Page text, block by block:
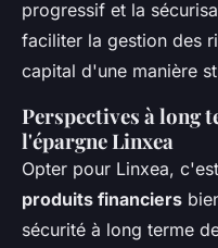
progressif et la
faciliter la gestion des
capital d'une manière
Perspectives à long
l'épargne Linxea
Opter pour Linxea,
produits financiers
sécurité à long terme